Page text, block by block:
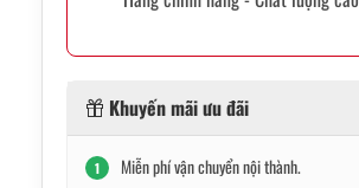
Khuyến mãi ưu đãi
1 Miễn phí vận chuyển nội thành.